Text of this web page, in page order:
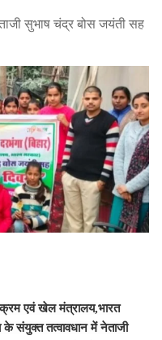
सुभाष चंद्र बोस जयंती सह
एवं खेल मंत्रालय,भारत
के संयुक्त तत्वावधान में नेताजी